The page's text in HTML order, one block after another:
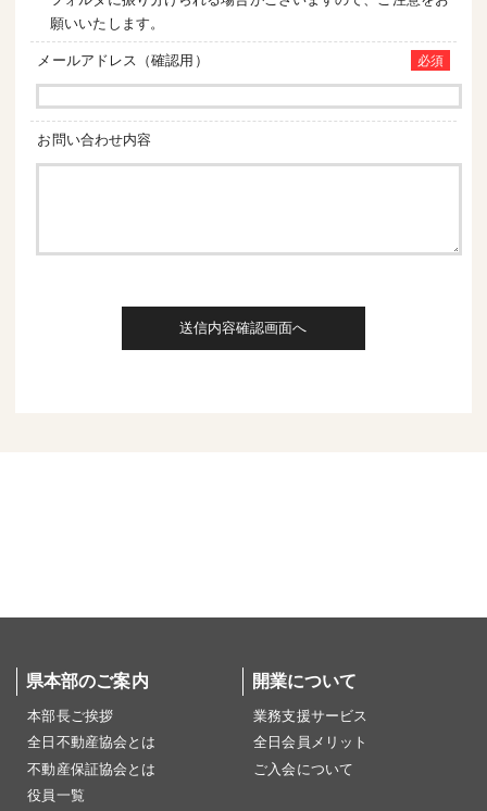
願いいたします。
メールアドレス（確認用） 必須
お問い合わせ内容
県本部のご案内
本部長ご挨拶
全日不動産協会とは
不動産保証協会とは
役員一覧
開業について
業務支援サービス
全日会員メリット
ご入会について